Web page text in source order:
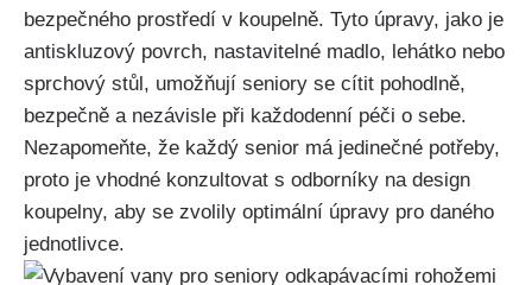
bezpečného prostředí v koupelně. Tyto úpravy, jako je
antiskluzový povrch, nastavitelné madlo, lehátko nebo
sprchový stůl, umožňují seniory se cítit pohodlně,
bezpečně a nezávisle při každodenní péči o sebe.
Nezapomeňte, že každý senior má jedinečné potřeby,
proto je vhodné konzultovat s odborníky na design
koupelny, aby se zvolily optimální úpravy pro daného
jednotlivce.